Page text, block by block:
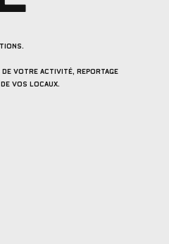
de votre activité, REPORTAGE
VOS LOCAUX.